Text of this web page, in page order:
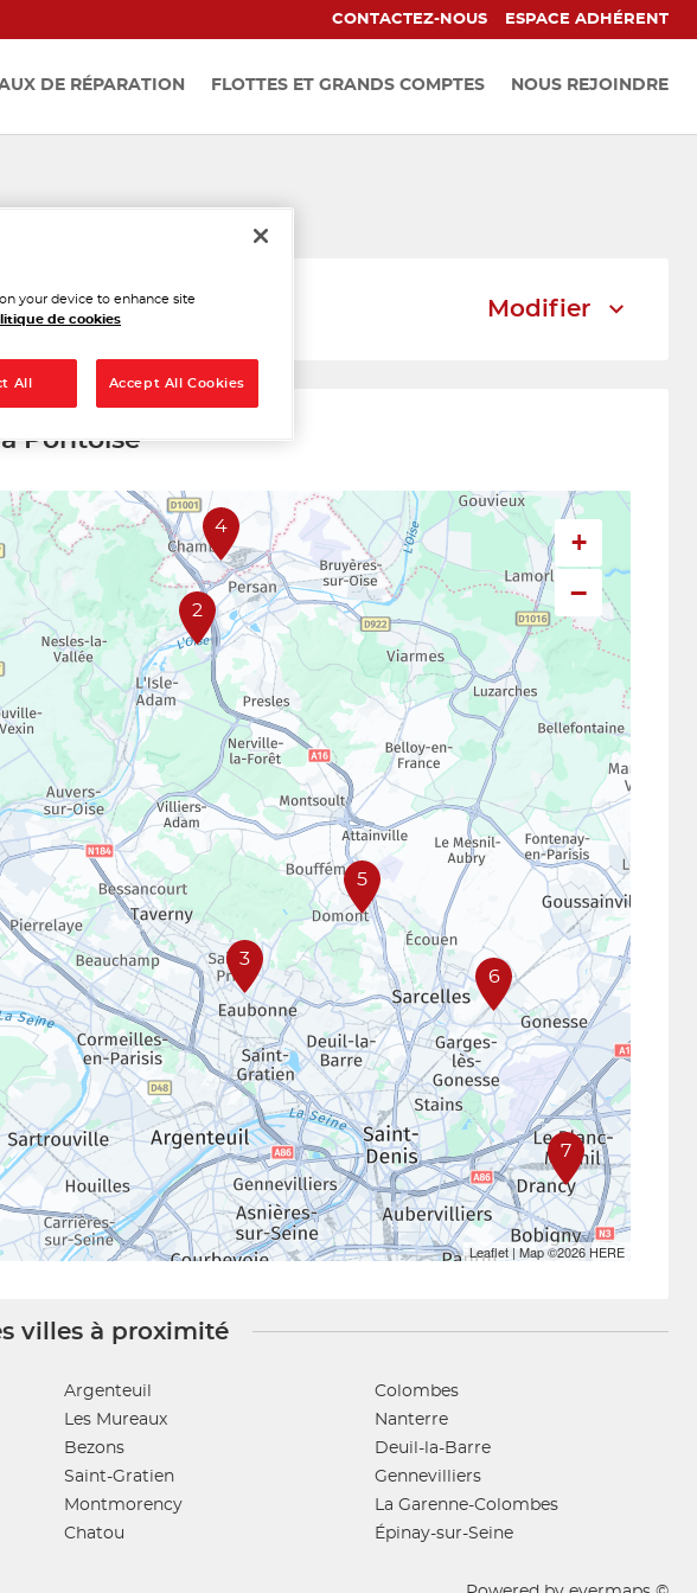
CONTACTEZ-NOUS ESPACE ADHÉRENT
DE RÉPARATION FLOTTES ET GRANDS COMPTES NOUS REJOINDRE
à Pontoise
Modifier
Pontoise
7
6
5
3
4
2
+
−
Leaflet| Map ©2026 HERE
villes à proximité
Argenteuil
Les Mureaux
Bezons
Saint-Gratien
Montmorency
Chatou
Colombes
Nanterre
Deuil-la-Barre
Gennevilliers
La Garenne-Colombes
Épinay-sur-Seine
your device to enhance site
de cookies
All Accept All Cookies